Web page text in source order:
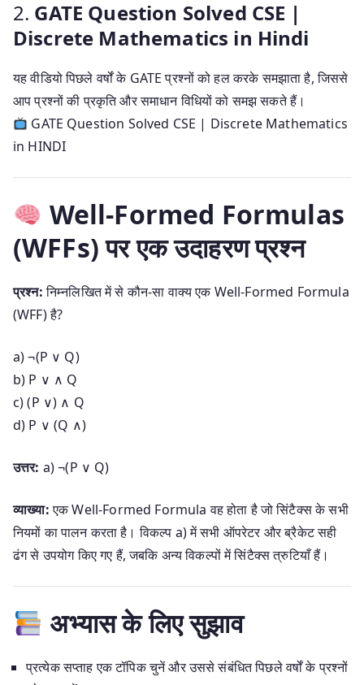
2. GATE Question Solved CSE |
Discrete Mathematics in Hindi
यह वीडियो पिछले वर्षों के GATE प्रश्नों को हल करके समझाता है, जिससे
आप प्रश्नों की प्रकृति और समाधान विधियों को समझ सकते हैं।
GATE Question Solved CSE | Discrete Mathematics
in HINDI
Well-Formed Formulas
(WFFs) पर एक उदाहरण प्रश्न
प्रश्न:निम्नलिखित में से कौन-सा वाक्य एक Well-Formed Formula
(WFF) है?
a)¬(P ∨ Q)
b) P ∨ ∧ Q
c)(P ∨) ∧ Q
d) P ∨ (Q ∧)
उत्तर: a) ¬(P ∨ Q)
व्याख्या: एक Well-Formed Formula वह होता है जो सिंटैक्स के सभी
नियमों का पालन करता है। विकल्प a) में सभी ऑपरेटर और ब्रैकेट सही
ढंग से उपयोग किए गए हैं, जबकि अन्य विकल्पों में सिंटैक्स त्रुटियाँ हैं।
अभ्यास के लिए सुझाव
प्रत्येक सप्ताह एक टॉपिक चुनें और उससे संबंधित पिछले वर्षों के प्रश्नों